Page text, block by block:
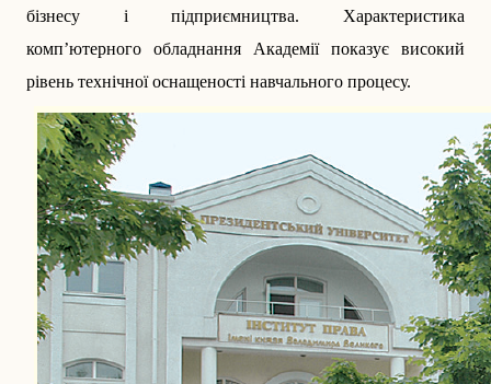
бізнесу і підприємництва. Характеристика
комп’ютерного обладнання Академії показує високий
рівень технічної оснащеності навчального процесу.